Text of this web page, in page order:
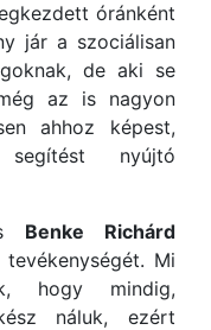
óránként
jár a szociálisan
de aki se
az is nagyon
ahhoz képest,
nyújtó
Benke Richárd
Mi
hogy mindig,
náluk, ezért